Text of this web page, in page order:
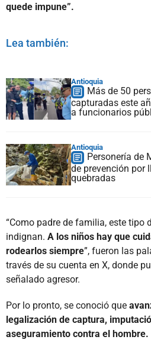
quede impune”.
Lea también:
Antioquia
Más de 50
capturadas este
a funcionarios
Antioquia
Personería de
de prevención por
quebradas
“Como padre de familia, este tipo
indignan. A los niños hay que
rodearlos siempre”, fueron las
través de su cuenta en X, donde
señalado agresor.
Por lo pronto, se conoció que
legalización de captura,
aseguramiento contra el hombre.